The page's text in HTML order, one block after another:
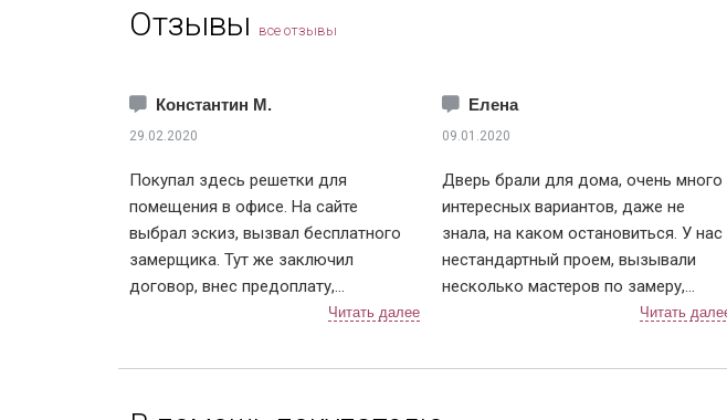
Отзывы все отзывы
Константин М.
29.02.2020
Покупал здесь решетки для
помещения в офисе. На сайте
выбрал эскиз, вызвал бесплатного
замерщика. Тут же заключил
договор, внес предоплату,
готовность через неделю.
согласовать дату и время монтажа. В
Елена
09.01.2020
Дверь брали для дома, очень много
интересных вариантов, даже не
знала, на каком остановиться. У нас
нестандартный проем, вызывали
несколько мастеров по замеру,
везде на сайтах пишут одну цену, а в
вырастает. Ну понятно что проем